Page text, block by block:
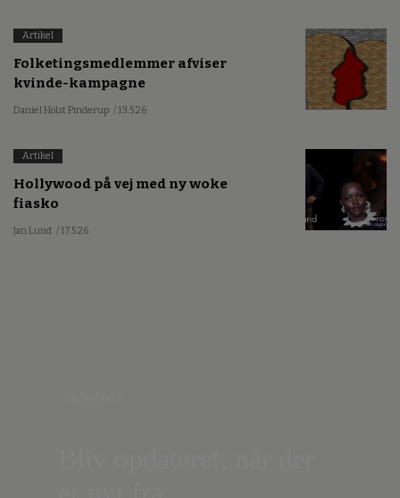
Artikel
Folketingsmedlemmer afviser
kvinde-kampagne
Daniel Holst Pinderup / 13.5.26
Artikel
Hollywood på vej med ny woke
fiasko
Jan Lund / 17.5.26